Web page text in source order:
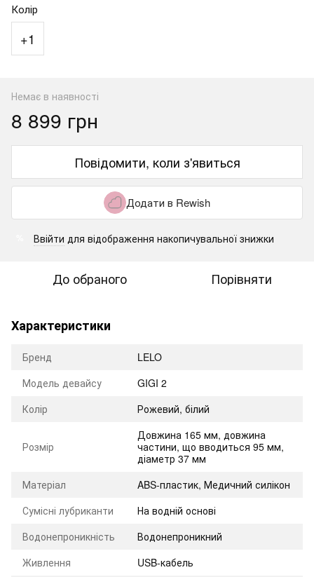
Колір
+1
Немає в наявності
8 899 грн
Повідомити, коли з'явиться
Додати в Rewish
Ввійти для відображення накопичувальної знижки
До обраного Порівняти
Характеристики
Бренд
LELO
Модель девайсу
GIGI 2
Колір
Рожевий, білий
Розмір
Довжина 165 мм, довжина
частини, що вводиться 95 мм,
діаметр 37 мм
Матеріал
ABS-пластик, Медичний силікон
Сумісні лубриканти
На водній основі
Водонепроникність
Водонепроникний
Живлення
USB-кабель